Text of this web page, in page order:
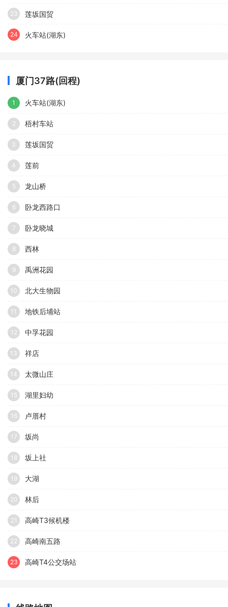
23 莲坂国贸
24 火车站(湖东)
厦门37路(回程)
1 火车站(湖东)
2 梧村车站
3 莲坂国贸
4 莲前
5 龙山桥
6 卧龙西路口
7 卧龙晓城
8 西林
9 禹洲花园
10 北大生物园
11 地铁后埔站
12 中孚花园
13 祥店
14 太微山庄
15 湖里妇幼
16 卢厝村
17 坂尚
18 坂上社
19 大湖
20 林后
21 高崎T3候机楼
22 高崎南五路
23 高崎T4公交场站